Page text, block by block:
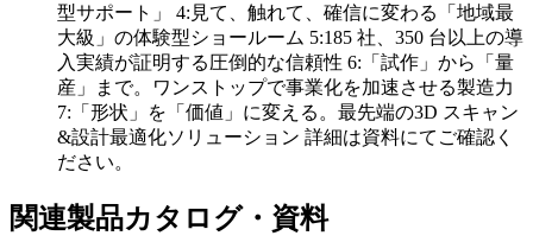
型サポート」 4:見て、触れて、確信に変わる「地域最
大級」の体験型ショールーム 5:185 社、350 台以上の導
入実績が証明する圧倒的な信頼性 6:「試作」から「量
産」まで。ワンストップで事業化を加速させる製造力
7:「形状」を「価値」に変える。最先端の3D スキャン
&設計最適化ソリューション 詳細は資料にてご確認く
ださい。
関連製品カタログ・資料